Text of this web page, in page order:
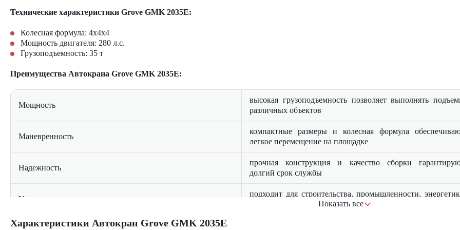
Технические характеристики Grove GMK 2035E:
Колесная формула: 4x4x4
Мощность двигателя: 280 л.с.
Грузоподъемность: 35 т
Преимущества Автокрана Grove GMK 2035E:
Мощность
высокая грузоподъемность позволяет выполнять
различных объектов
Маневренность
компактные размеры и колесная формула
легкое перемещение на площадке
Надежность
прочная конструкция и качество сборки
долгий срок службы
Универсальность
подходит для строительства, промышленности,
и инфраструктурных объектов
Показать все
Характеристики Автокран Grove GMK 2035E